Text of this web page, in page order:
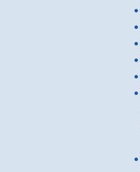
•
•
•
•
•
•
•